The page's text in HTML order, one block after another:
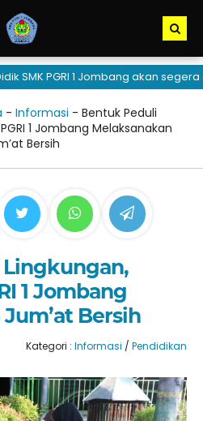
PGRI 1 Jombang akan segera
- Informasi - Bentuk Peduli
1 Jombang Melaksanakan
Bersih
1 Jombang
Bersih
Kategori : Informasi / Pendidikan